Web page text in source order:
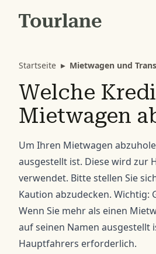
Startseite ▸ Mietwagen und
Welche
Mietwagen
Um Ihren Mietwagen
ausgestellt ist. Diese wird zur
verwendet. Bitte stellen Sie
Kaution abzudecken.
Wenn Sie mehr als einen
auf seinen Namen ausgestellt
Hauptfahrers erforderlich.